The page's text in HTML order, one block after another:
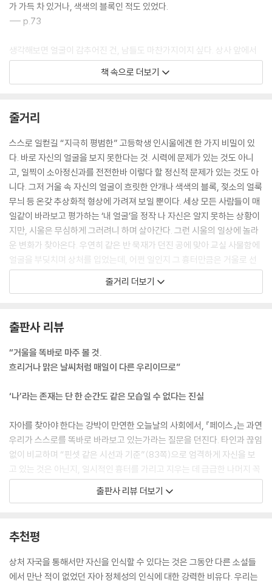
가 가득 차 있거나, 색색의 블록인 적도 있었다.
--- p.73
생각해보면 얼굴이 감추어진 건, 남들도 마찬가지이지 싶다. 상사 앞에서
는 대놓고 싫은 티를 낼 수 없는 신입사원과, 학생들 인사에 그날 기분과 상
관없이 웃음으로 대꾸해야 하는 선생님처럼. 모든 사람이 내가 보는 얼굴
지금껏 이 간단한 한마디를 하지 못했다. 그냥 내 눈엔 이렇게 보인다고.
--- p.136
이 흉터는, 엄연한 내 얼굴이다.
--- p.146
“뻔한 말이지만 어쨌든 흉터는 그 고통의 시간을 지나왔다는 상징이니까,
굳이 감춰야 할 필요는 없는 것 같아.”
--- p.148
아무도 상대를 완벽히 알 수 없다. 설령 가족이라 해도, 누군가의 세계를 완
전히 아는 건 불가능하다.
중하는지도 모른다. 비록 나는 내 얼굴을 볼 수 없지만, 세상은 볼 수 있다.
--- pp.172-173
책 속으로 더보기
줄거리
스스로 일컫길 “지극히 평범한” 고등학생 인시울에겐 한 가지 비밀이 있
다. 바로 자신의 얼굴을 보지 못한다는 것. 시력에 문제가 있는 것도 아니
고, 일찍이 소아정신과를 전전한바 이렇다 할 정신적 문제가 있는 것도 아
니다. 그저 거울 속 자신의 얼굴이 흐릿한 안개나 색색의 블록, 젖소의 얼룩
무늬 등 온갖 추상화적 형상에 가려져 보일 뿐이다. 세상 모든 사람들이 매
일같이 바라보고 평가하는 ‘내 얼굴’을 정작 나 자신은 알지 못하는 상황이
지만, 시울은 무심하게 그러려니 하며 살아간다. 그런 시울의 일상에 놀라
운 변화가 찾아온다. 우연히 같은 반 묵재가 던진 공에 맞아 교실 사물함에
얼굴을 부딪치며 상처를 입었는데, 어쩐 일인지 그 흉터만큼은 거울로 선
명히 보이는 것이다. 가족과 친구들은 모두 시울의 흉터를 걱정하지만, 정
작 시울은 난생처음으로 마주하게 된 제 얼굴의 일부가 놀랍고 반갑기만
줄거리 더보기
출판사 리뷰
“거울을 똑바로 마주 볼 것.
흐리거나 맑은 날씨처럼 매일이 다른 우리이므로”
‘나’라는 존재는 단 한 순간도 같은 모습일 수 없다는 진실
자아를 찾아야 한다는 강박이 만연한 오늘날의 사회에서, 『페이스』는 과연
우리가 스스로를 똑바로 바라보고 있는가라는 질문을 던진다. 타인과 끊임
없이 비교하며 “핀셋 같은 시선과 기준”(83쪽)으로 엄격하게 자신을 보
고 있는 것은 아닌지, 일시적인 흉터를 가리고 지우는 데 급급한 나머지 꼭
직면해야 할 마음속 상처를 정작 외면해온 것은 아닌지. 『페이스』의 주인
공 인시울이 생전 처음으로 자신의 ‘진짜 얼굴’을 일부분이나마 마주하게
소년문학 평론가가 “상처 자국을 통해서만 자신을 인식할 수 있다는 것은
그동안 다른 소설들에서 만난 적이 없었던 자아 정체성의 인식에 대한 강
력한 비유”라고 말하였듯, “고통의 시간을 지나왔다는 상징”(148쪽)으로
출판사 리뷰 더보기
추천평
상처 자국을 통해서만 자신을 인식할 수 있다는 것은 그동안 다른 소설들
에서 만난 적이 없었던 자아 정체성의 인식에 대한 강력한 비유다. 우리는